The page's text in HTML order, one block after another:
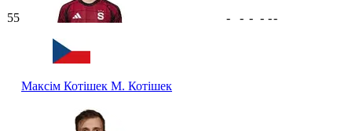
55
Максім Котішек М. Котішек
- - - - --